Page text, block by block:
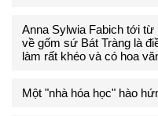
Anna Sylwia Fabich tới từ
về gốm sứ Bát Tràng là
làm rất khéo và có hoa
Một "nhà hóa học" hào